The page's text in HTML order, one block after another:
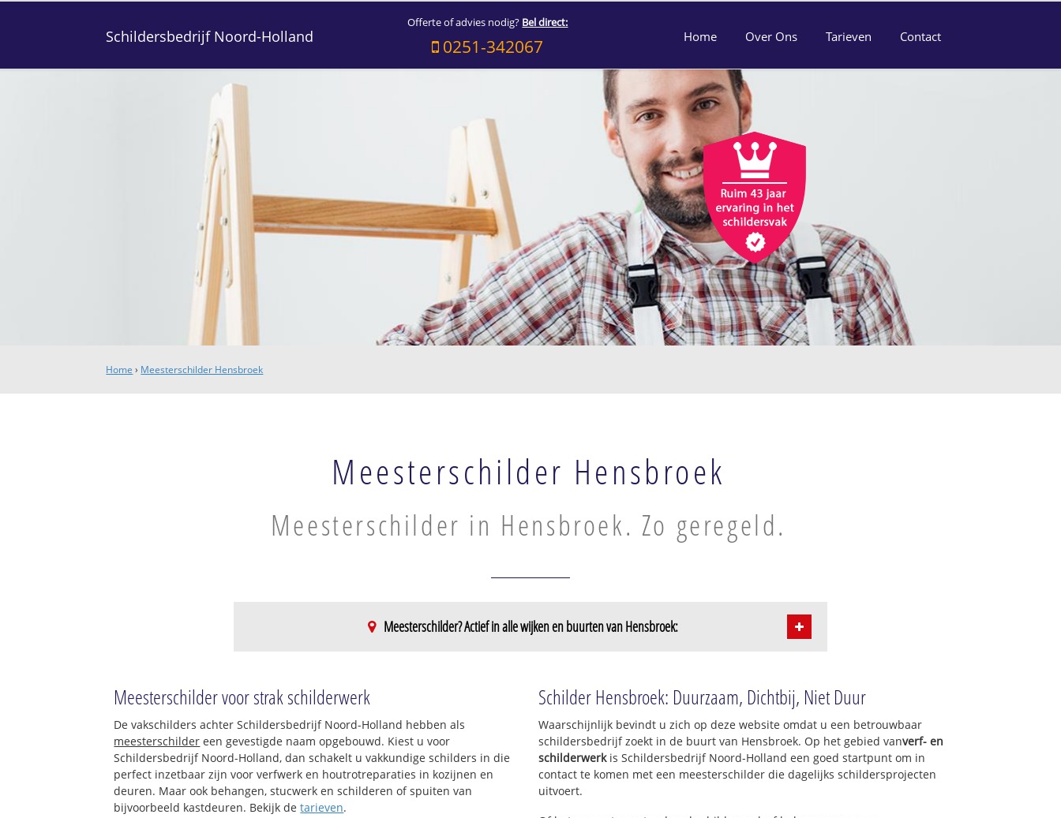
Schildersbedrijf Noord-Holland
Offerte of advies nodig? Bel direct:
0251-342067 Home Over Ons Tarieven Contact
Home › Meesterschilder Hensbroek
Meesterschilder Hensbroek
Meesterschilder in Hensbroek. Zo geregeld.
Meesterschilder? Actief in alle wijken en buurten van Hensbroek:
Wogmeer
Meesterschilder voor strak schilderwerk
De vakschilders achter Schildersbedrijf Noord-Holland hebben als
meesterschilder een gevestigde naam opgebouwd. Kiest u voor
Schildersbedrijf Noord-Holland, dan schakelt u vakkundige schilders in die
perfect inzetbaar zijn voor verfwerk en houtrotreparaties in kozijnen en
deuren. Maar ook behangen, stucwerk en schilderen of spuiten van
bijvoorbeeld kastdeuren. Bekijk detarieven.
Schilder Hensbroek: Duurzaam, Dichtbij, Niet Duur
Waarschijnlijk bevindt u zich op deze website omdat u een betrouwbaar
schildersbedrijf zoekt in de buurt van Hensbroek. Op het gebied vanverf- en
schilderwerkis Schildersbedrijf Noord-Holland een goed startpunt om in
contact te komen met een meesterschilder die dagelijks schildersprojecten
uitvoert.